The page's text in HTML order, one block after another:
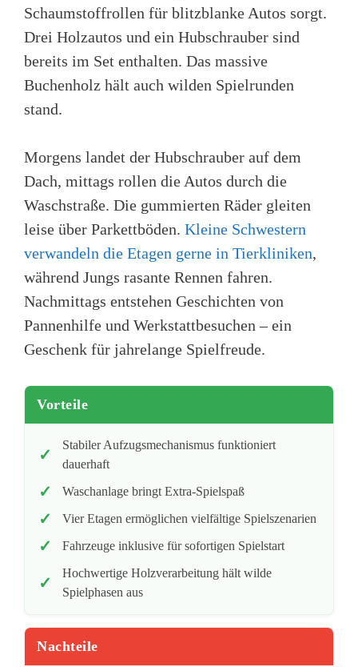
Schaumstoffrollen für blitzblanke Autos sorgt.
Drei Holzautos und ein Hubschrauber sind
bereits im Set enthalten. Das massive
Buchenholz hält auch wilden Spielrunden
stand.
Morgens landet der Hubschrauber auf dem
Dach, mittags rollen die Autos durch die
Waschstraße. Die gummierten Räder gleiten
leise über Parkettböden. Kleine Schwestern
verwandeln die Etagen gerne in Tierkliniken,
während Jungs rasante Rennen fahren.
Nachmittags entstehen Geschichten von
Pannenhilfe und Werkstattbesuchen – ein
Geschenk für jahrelange Spielfreude.
Vorteile
Stabiler Aufzugsmechanismus funktioniert
dauerhaft
Waschanlage bringt Extra-Spielspaß
Vier Etagen ermöglichen vielfältige Spielszenarien
Fahrzeuge inklusive für sofortigen Spielstart
Hochwertige Holzverarbeitung hält wilde
Spielphasen aus
Nachteile